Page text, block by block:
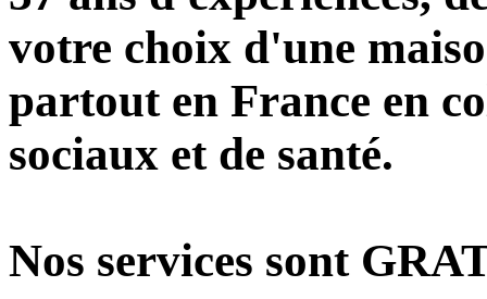
votre choix d'une
partout en France en
sociaux et de santé.
Nos services sont